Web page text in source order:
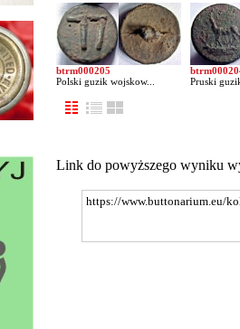
btrm000205
Polski guzik wojskow...
Pruski
Link do powyższego wyniku